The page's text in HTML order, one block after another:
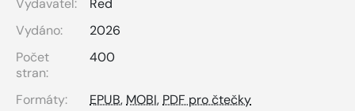
Vydáno:
2026
Počet
stran:
400
Formáty: EPUB, MOBI, PDF pro čtečky